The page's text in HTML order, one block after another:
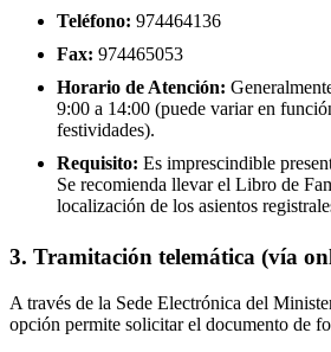
Teléfono: 974464136
Fax: 974465053
Horario de Atención:
9:00 a 14:00 (puede variar en
festividades).
Requisito: Es imprescindible
Se recomienda llevar el Libro de
localización de los asientos
3. Tramitación telemática (vía
A través de la Sede Electrónica del
opción permite solicitar el documento de